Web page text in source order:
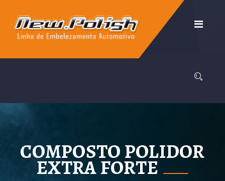
COMPOSTO POLIDOR
EXTRA FORTE